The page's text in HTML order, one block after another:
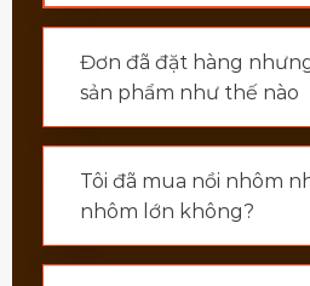
Đơn đã đặt hàng
sản phẩm như thế nào
Tôi đã mua nồi nhôm
nhôm lớn không?